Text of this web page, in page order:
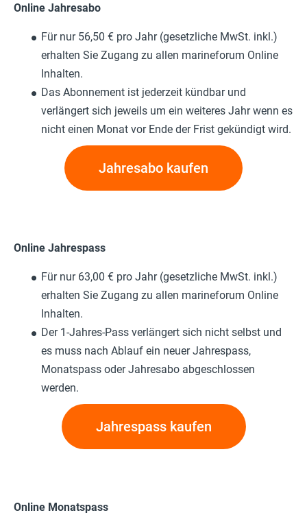
Online Jahresabo
Für nur 56,50 € pro Jahr (gesetzliche MwSt. inkl.)
erhalten Sie Zugang zu allen marineforum Online
Inhalten.
Das Abonnement ist jederzeit kündbar und
verlängert sich jeweils um ein weiteres Jahr wenn es
nicht einen Monat vor Ende der Frist gekündigt wird.
Jahresabo kaufen
Online Jahrespass
Für nur 63,00 € pro Jahr (gesetzliche MwSt. inkl.)
erhalten Sie Zugang zu allen marineforum Online
Inhalten.
Der 1-Jahres-Pass verlängert sich nicht selbst und
es muss nach Ablauf ein neuer Jahrespass,
Monatspass oder Jahresabo abgeschlossen
werden.
Jahrespass kaufen
Online Monatspass